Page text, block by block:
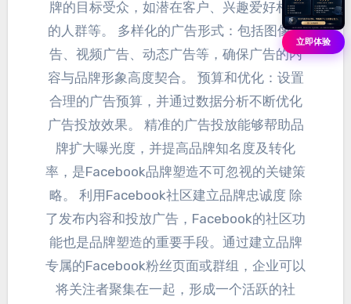
牌的目标受众，如潜在客户、兴趣爱好相符
的人群等。 多样化的广告形式：包括图像广
告、视频广告、动态广告等，确保广告的内
容与品牌形象高度契合。 预算和优化：设置
合理的广告预算，并通过数据分析不断优化
广告投放效果。 精准的广告投放能够帮助品
牌扩大曝光度，并提高品牌知名度及转化
率，是Facebook品牌塑造不可忽视的关键策
略。 利用Facebook社区建立品牌忠诚度 除
了发布内容和投放广告 ，Facebook的社区功
能也是品牌塑造的重要手段。通过建立品牌
专属的Facebook粉丝页面或群组，企业可以
将关注者聚集在一起，形成一个活跃的社
立即体验